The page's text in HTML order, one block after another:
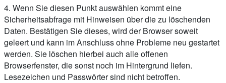
4. Wenn Sie diesen Punkt auswählen kommt eine
Sicherheitsabfrage mit Hinweisen über die zu löschenden
Daten. Bestätigen Sie dieses, wird der Browser soweit
geleert und kann im Anschluss ohne Probleme neu gestartet
werden. Sie löschen hierbei auch alle offenen
Browserfenster, die sonst noch im Hintergrund liefen.
Lesezeichen und Passwörter sind nicht betroffen.